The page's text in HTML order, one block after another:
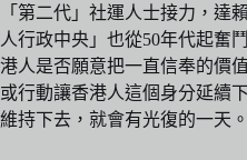
「第二代」社運人士接力，達
人行政中央」也從50年代起奮
港人是否願意把一直信奉的價
或行動讓香港人這個身分延續
維持下去，就會有光復的一天。